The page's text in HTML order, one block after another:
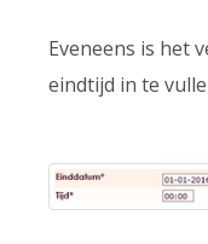
Eveneens is het
eindtijd in te